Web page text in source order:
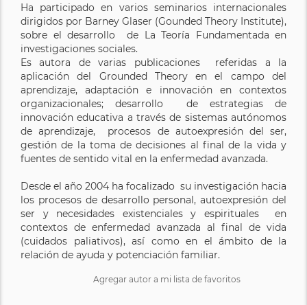
Ha participado en varios seminarios internacionales
dirigidos por Barney Glaser (Gounded Theory Institute),
sobre el desarrollo de La Teoría Fundamentada en
investigaciones sociales.
Es autora de varias publicaciones referidas a la
aplicación del Grounded Theory en el campo del
aprendizaje, adaptación e innovación en contextos
organizacionales; desarrollo de estrategias de
innovación educativa a través de sistemas autónomos
de aprendizaje, procesos de autoexpresión del ser,
gestión de la toma de decisiones al final de la vida y
fuentes de sentido vital en la enfermedad avanzada.
Desde el año 2004 ha focalizado su investigación hacia
los procesos de desarrollo personal, autoexpresión del
ser y necesidades existenciales y espirituales en
contextos de enfermedad avanzada al final de vida
(cuidados paliativos), así como en el ámbito de la
relación de ayuda y potenciación familiar.
Agregar autor a mi lista de favoritos